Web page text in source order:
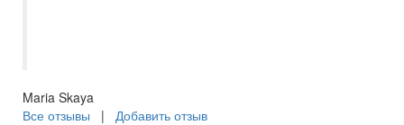
Maria Skaya
Все отзывы | Добавить отзыв